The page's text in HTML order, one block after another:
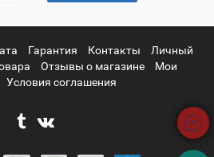
Гарантия Контакты
Личный
Отзывы о магазине
Мои
Условия соглашения